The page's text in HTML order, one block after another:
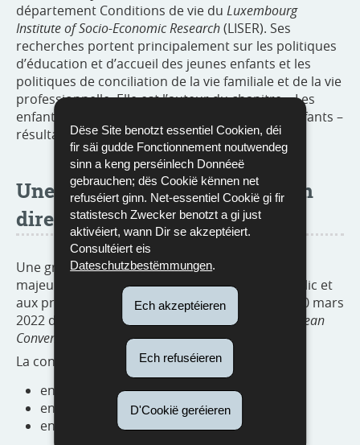
Dëse Site benotzt essentiel Cookien, déi
fir säi gudde Fonctionnement noutwendeg
sinn a keng perséinlech Donnéeë
gebrauchen; dës Cookië kënnen net
refuséiert ginn. Net-essentiel Cookië gi fir
statistesch Zwecker benotzt a gi just
aktivéiert, wann Dir se akzeptéiert.
Consultéiert eis
Dateschutzbestëmmungen.
Ech akzeptéieren
Ech refuséieren
D'Cookië geréieren
département Conditions de vie du Luxembourg
Institute of Socio-Economic Research(LISER). Ses
recherches portent principalement sur les politiques
d’éducation et d’accueil des jeunes enfants et les
politiques de conciliation de la vie familiale et de la vie
professionnelle. Elle est l’auteur du chapitre « Les
enfants et leur bien-être : ce qu’en disent les enfants –
résultats d’une enquête représentative ».
Une conférence retransmise en
direct
Une grande conférence présente les résultats
majeurs du premierKannerberichtau grand public et
aux professionnels du secteur de l’enfance, le 30 mars
2022 de 18 h 30 à 19 h 45 à l’Hémicycle du
European
Convention Center
à Luxembourg-Kirchberg.
La conférence peut être visionnée en ligne :
en allemand ;
en français ;
en version originale.